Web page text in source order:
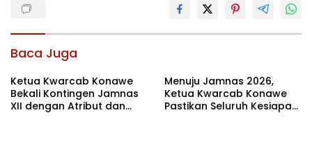
Baca Juga
Ketua Kwarcab Konawe
Bekali Kontingen Jamnas
XII dengan Atribut dan
Menuju Jamnas 2026,
Ketua Kwarcab Konawe
Pastikan Seluruh Kesiapan